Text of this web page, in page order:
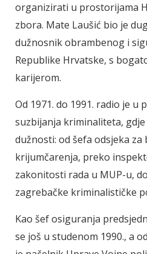
organizirati u prostorijama
zbora. Mate Laušić bio je
dužnosnik obrambenog i
Republike Hrvatske, s
karijerom.
Od 1971. do 1991. radio je u
suzbijanja kriminaliteta,
dužnosti: od šefa odsjeka
krijumčarenja, preko
zakonitosti rada u MUP-u,
zagrebačke kriminalističke
Kao šef osiguranja
se još u studenom 1990., a